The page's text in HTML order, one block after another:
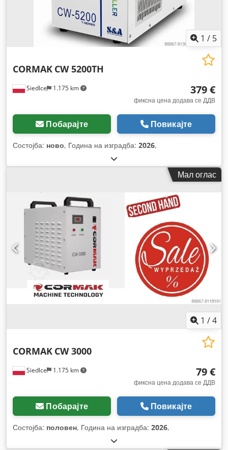
1 / 5
Siedlce 1.175 km
CORMAK CW 5200TH
379 €
фиксна цена додава се ДДВ
Побарајте Повикајте
Состојба: ново, Година на изградба: 2026,
Мал оглас
1 /4
Siedlce 1.175 km
CORMAK CW 3000
79 €
фиксна цена додава се ДДВ
Побарајте Повикајте
Состојба: половен, Година на изградба: 2026,